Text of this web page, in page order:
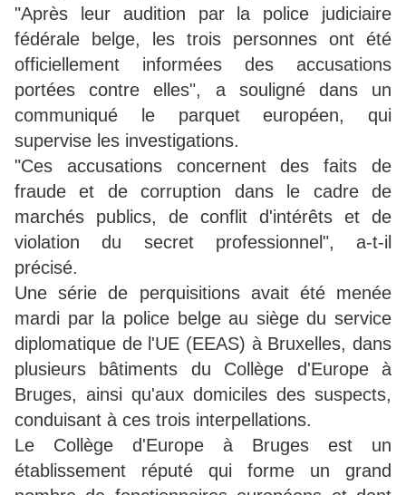
"Après leur audition par la police judiciaire
fédérale belge, les trois personnes ont été
officiellement informées des accusations
portées contre elles", a souligné dans un
communiqué le parquet européen, qui
supervise les investigations.
"Ces accusations concernent des faits de
fraude et de corruption dans le cadre de
marchés publics, de conflit d'intérêts et de
violation du secret professionnel", a-t-il
précisé.
Une série de perquisitions avait été menée
mardi par la police belge au siège du service
diplomatique de l'UE (EEAS) à Bruxelles, dans
plusieurs bâtiments du Collège d'Europe à
Bruges, ainsi qu'aux domiciles des suspects,
conduisant à ces trois interpellations.
Le Collège d'Europe à Bruges est un
établissement réputé qui forme un grand